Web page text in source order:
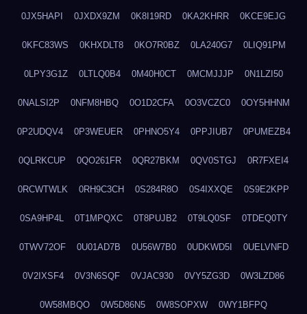
0JX5HAPI 0JXDX9ZM 0K8I19RD 0KA2KHRR 0KCE9EJG
0KFC83WS 0KHXDLT8 0KO7R0BZ 0LA240G7 0LIQ91PM
0LPY3G1Z 0LTLQ0B4 0M40H0CT 0MCMJJJP 0N1LZI50
0NALSI2P 0NFM8HBQ 0O1D2CFA 0O3VCZC0 0OY5HHNM
0P2UDQV4 0P3WEUER 0PHNO5Y4 0PPJIUB7 0PUMEZB4
0QLRKCUP 0QO261FR 0QR27BKM 0QV0STGJ 0R7FXEI4
0RCWTWLK 0RH9C3CH 0S284R8O 0S4IXXQE 0S9E2KPP
0SA9HP4L 0T1MPQXC 0T8PUJB2 0T9LQ0SF 0TDEQ0TY
0TWV72OF 0U01AD7B 0U56W7B0 0UDKWD5I 0UELVNFD
0V2IXSF4 0V3N6SQF 0VJAC930 0VY5ZG3D 0W3LZD86
0W58MBQO 0W5D86N5 0W8SOPXW 0WY1BFPQ